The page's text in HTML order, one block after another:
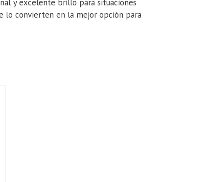
y excelente brillo para situaciones
lo convierten en la mejor opción para